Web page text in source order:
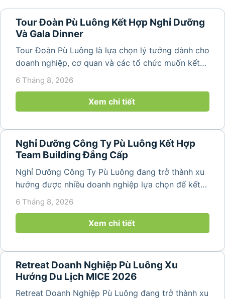
Tour Đoàn Pù Luông Kết Hợp Nghỉ Dưỡng
Và Gala Dinner
Tour Đoàn Pù Luông là lựa chọn lý tưởng dành cho
doanh nghiệp, cơ quan và các tổ chức muốn kết
hợp nghỉ dưỡng, tham quan và tổ chức các hoạt
nguyên sơ, không khí...
6 Tháng 8, 2026
Xem chi tiết
Nghỉ Dưỡng Công Ty Pù Luông Kết Hợp
Team Building Đẳng Cấp
Nghỉ Dưỡng Công Ty Pù Luông đang trở thành xu
hướng được nhiều doanh nghiệp lựa chọn để kết
hợp giữa nghỉ ngơi, tái tạo năng lượng và xây
dựng tinh thần đồng đội. Thay vì những chuyến du
lịch đơn thuần, nhiều công ty...
6 Tháng 8, 2026
Xem chi tiết
Retreat Doanh Nghiệp Pù Luông Xu
Hướng Du Lịch MICE 2026
Retreat Doanh Nghiệp Pù Luông đang trở thành xu